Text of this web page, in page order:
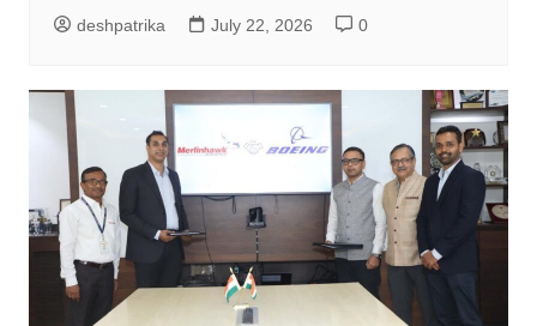
deshpatrika July 22, 2026 0